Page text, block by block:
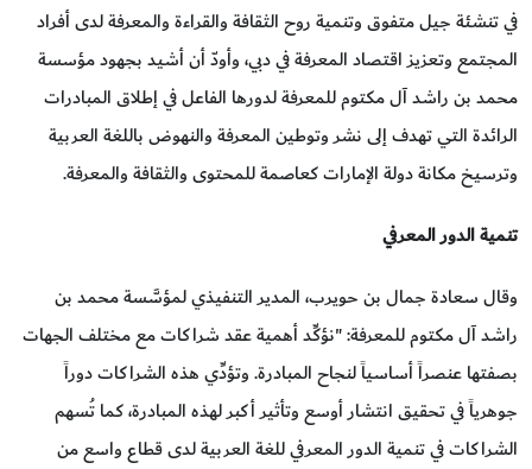
في تنشئة جيل متفوق وتنمية روح الثقافة والقراءة والمعرفة لدى أفراد
المجتمع وتعزيز اقتصاد المعرفة في دبي، وأودّ أن أشيد بجهود مؤسسة
محمد بن راشد آل مكتوم للمعرفة لدورها الفاعل في إطلاق المبادرات
الرائدة التي تهدف إلى نشر وتوطين المعرفة والنهوض باللغة العربية
وترسيخ مكانة دولة الإمارات كعاصمة للمحتوى والثقافة والمعرفة.
تنمية الدور المعرفي
وقال سعادة جمال بن حويرب، المدير التنفيذي لمؤسَّسة محمد بن
راشد آل مكتوم للمعرفة: "نؤكِّد أهمية عقد شراكات مع مختلف الجهات
بصفتها عنصراً أساسياً لنجاح المبادرة. وتؤدِّي هذه الشراكات دوراً
جوهرياً في تحقيق انتشار أوسع وتأثير أكبر لهذه المبادرة، كما تُسهم
الشراكات في تنمية الدور المعرفي للغة العربية لدى قطاع واسع من